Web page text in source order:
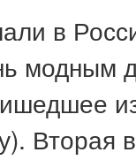
в
модным
Вторая